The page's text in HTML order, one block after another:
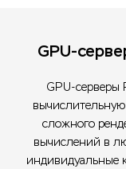
GPU-серверы
сложного
вычислений в
индивидуальные